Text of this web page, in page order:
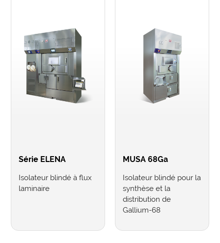
Série ELENA
Isolateur blindé à flux
laminaire
MUSA 68Ga
Isolateur blindé pour la
synthèse et la
distribution de
Gallium-68